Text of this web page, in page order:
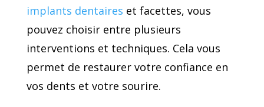
implants dentaires et facettes, vous
pouvez choisir entre plusieurs
interventions et techniques. Cela vous
permet de restaurer votre confiance en
vos dents et votre sourire.